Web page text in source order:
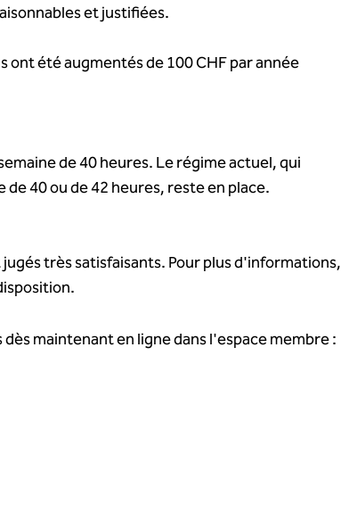
et justifiées.
été augmentés de 100 CHF par année
de 40 heures. Le régime actuel, qui
40 ou de 42 heures, reste en place.
très satisfaisants. Pour plus d'informations,
maintenant en ligne dans l'espace membre :